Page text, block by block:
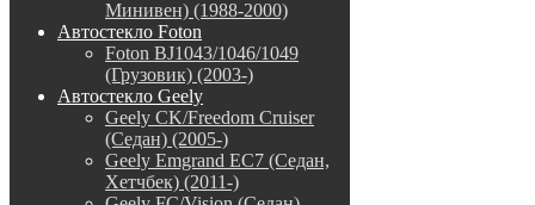
Минивен) (1988-2000)
Автостекло Foton
Foton BJ1043/1046/1049
(Грузовик) (2003-)
Автостекло Geely
Geely CK/Freedom Cruiser
(Седан) (2005-)
Geely Emgrand EC7 (Седан,
Хетчбек) (2011-)